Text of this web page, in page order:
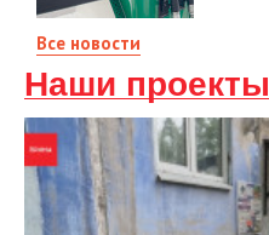
Все новости
Наши проекты